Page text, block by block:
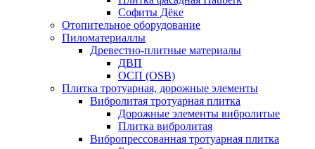
Софиты Дёке
Отопительное оборудование
Пиломатериаллы
Древестно-плитные материалы
ДВП
ОСП (OSB)
Плитка тротуарная, дорожные элементы
Вибролитая тротуарная плитка
Дорожные элементы вибролитые
Плитка вибролитая
Вибропрессованная тротуарная плитка